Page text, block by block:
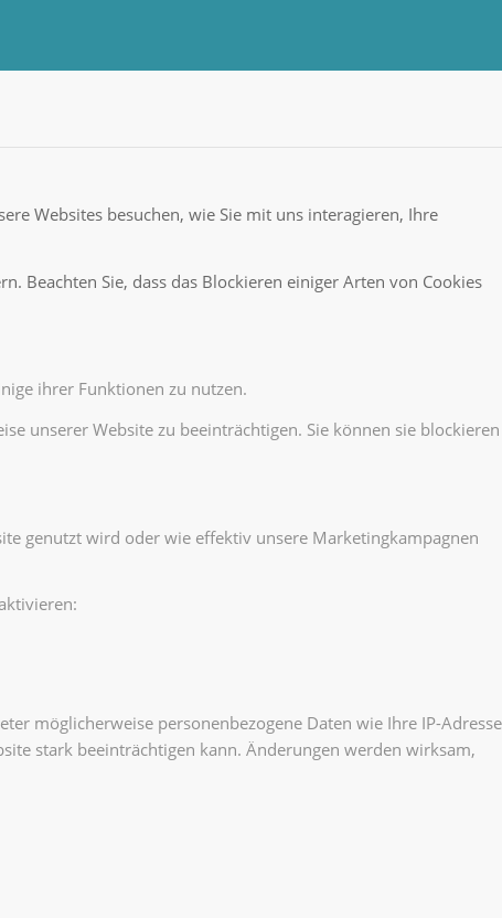
Websites besuchen, wie Sie mit uns interagieren, Ihre
Beachten Sie, dass das Blockieren einiger Arten von Cookies
ihrer Funktionen zu nutzen.
unserer Website zu beeinträchtigen. Sie können sie blockieren
genutzt wird oder wie effektiv unsere Marketingkampagnen
möglicherweise personenbezogene Daten wie Ihre IP-Adresse
stark beeinträchtigen kann. Änderungen werden wirksam,